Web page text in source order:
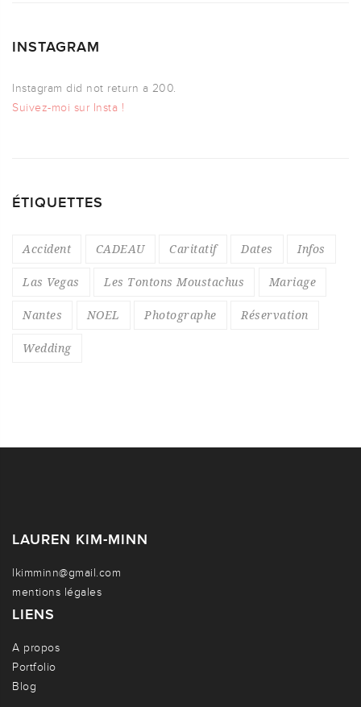
INSTAGRAM
Instagram did not return a 200.
Suivez-moi sur Insta !
ÉTIQUETTES
Accident CADEAU Caritatif Dates Infos
Las Vegas Les Tontons Moustachus Mariage
Nantes NOEL Photographe Réservation
Wedding
LAUREN KIM-MINN
lkimminn@gmail.com
mentions légales
LIENS
A propos
Portfolio
Blog